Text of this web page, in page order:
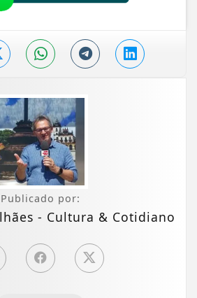
Publicado por:
- Cultura & Cotidiano